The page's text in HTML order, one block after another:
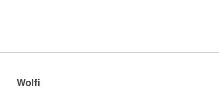
Wolfi